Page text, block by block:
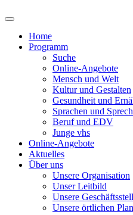
Home
Programm
Suche
Online-Angebote
Mensch und Welt
Kultur und Gestalten
Gesundheit und
Sprachen und
Beruf und EDV
Junge vhs
Online-Angebote
Aktuelles
Über uns
Unsere Organisation
Unser Leitbild
Unsere
Unsere örtlichen